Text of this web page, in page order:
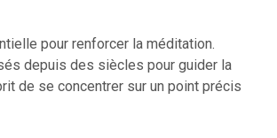
pour renforcer la méditation.
depuis des siècles pour guider la
de se concentrer sur un point précis